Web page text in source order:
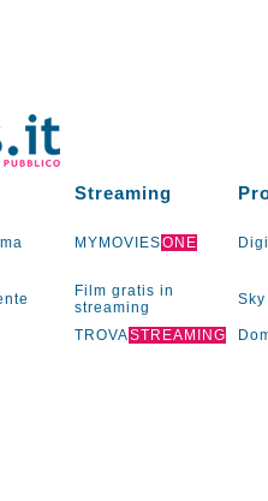
Streaming
MYMOVIESONE
Film gratis in
streaming
Sky
TROVASTREAMING